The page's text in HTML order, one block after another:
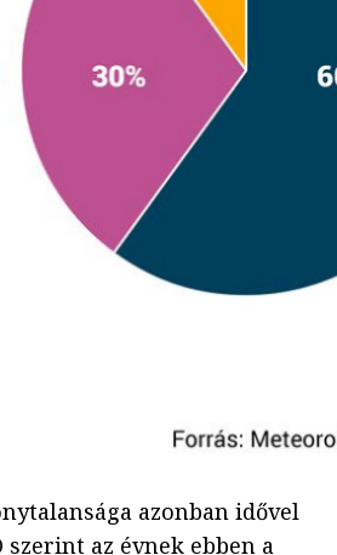
azonban idővel
szerint az évnek ebben a